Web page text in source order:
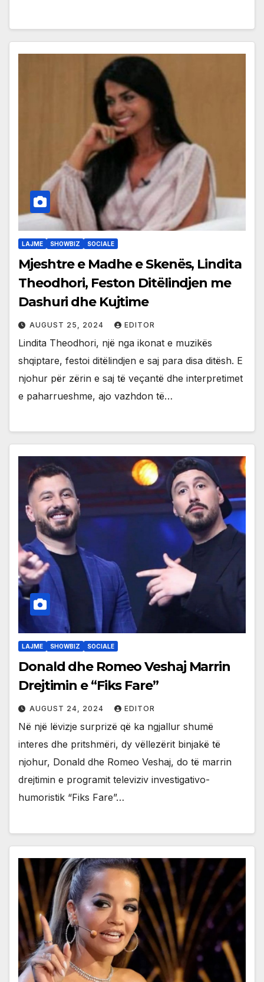
LAJME SHOWBIZ SOCIALE
Mjeshtre e Madhe e Skenës, Lindita
Theodhori, Feston Ditëlindjen me
Dashuri dhe Kujtime
AUGUST 25, 2024 EDITOR
Lindita Theodhori, një nga ikonat e muzikës
shqiptare, festoi ditëlindjen e saj para disa ditësh. E
njohur për zërin e saj të veçantë dhe interpretimet
e paharrueshme, ajo vazhdon të…
LAJME SHOWBIZ SOCIALE
Donald dhe Romeo Veshaj Marrin
Drejtimin e “Fiks Fare”
AUGUST 24, 2024 EDITOR
Në një lëvizje surprizë që ka ngjallur shumë
interes dhe pritshmëri, dy vëllezërit binjakë të
njohur, Donald dhe Romeo Veshaj, do të marrin
drejtimin e programit televiziv investigativo-
humoristik “Fiks Fare”…